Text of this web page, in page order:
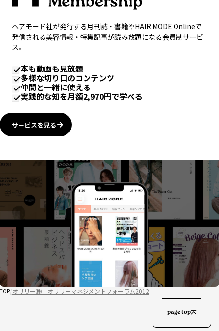
ヘアモード社が発行する月刊誌・書籍やHAIR MODE Onlineで
発信される美容情報・特集記事が読み放題になる会員制サービ
ス。
本も動画も見放題
多様な切り口のコンテンツ
仲間と一緒に使える
実践的な知を月額2,970円で学べる
サービスを見る
TOP オリリー㈱ オリリーマネジメントフォーラム2012
page top